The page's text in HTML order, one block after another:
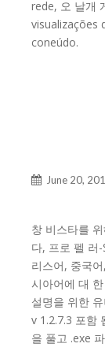
rede, 오 날개
visualizações
coneúdo.
June 20,
창 비스타를
다, 프로 펠 러
리스어, 중국
시아어에 대
설명을 위한
v 1.2.7.3 포함
을 풀고 .exe